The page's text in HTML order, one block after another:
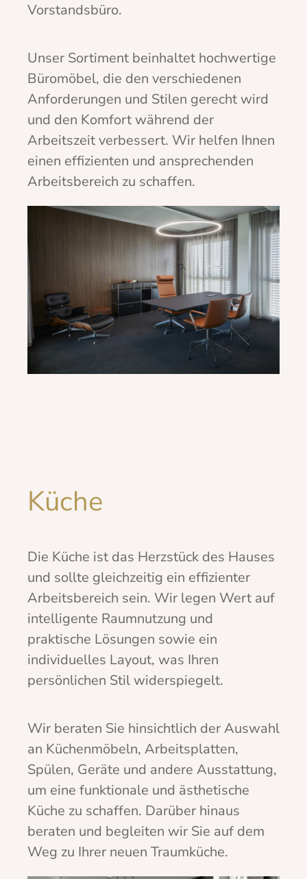
Vorstandsbüro.
Unser Sortiment beinhaltet hochwertige
Büromöbel, die den verschiedenen
Anforderungen und Stilen gerecht wird
und den Komfort während der
Arbeitszeit verbessert. Wir helfen Ihnen
einen effizienten und ansprechenden
Arbeitsbereich zu schaffen.
Küche
Die Küche ist das Herzstück des Hauses
und sollte gleichzeitig ein effizienter
Arbeitsbereich sein. Wir legen Wert auf
intelligente Raumnutzung und
praktische Lösungen sowie ein
individuelles Layout, was Ihren
persönlichen Stil widerspiegelt.
Wir beraten Sie hinsichtlich der Auswahl
an Küchenmöbeln, Arbeitsplatten,
Spülen, Geräte und andere Ausstattung,
um eine funktionale und ästhetische
Küche zu schaffen. Darüber hinaus
beraten und begleiten wir Sie auf dem
Weg zu Ihrer neuen Traumküche.